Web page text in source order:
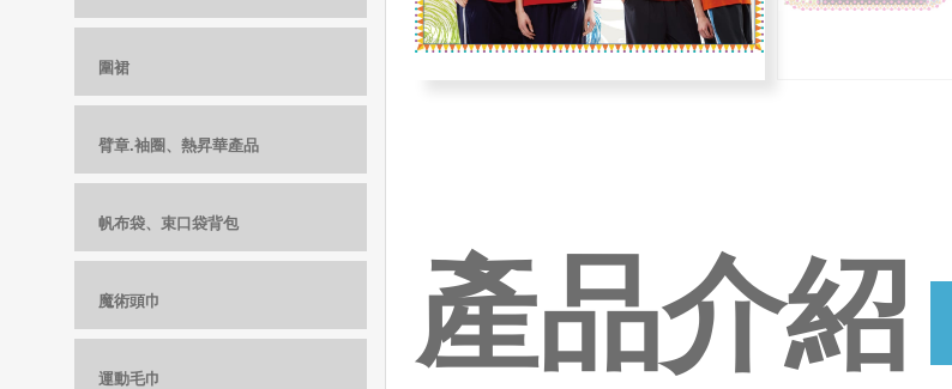
圍裙
臂章.袖圈、熱昇華產品
帆布袋、束口袋背包
魔術頭巾
運動毛巾 產品介紹